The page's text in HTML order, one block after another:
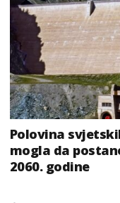
Polovina
mogla da
2060. godine